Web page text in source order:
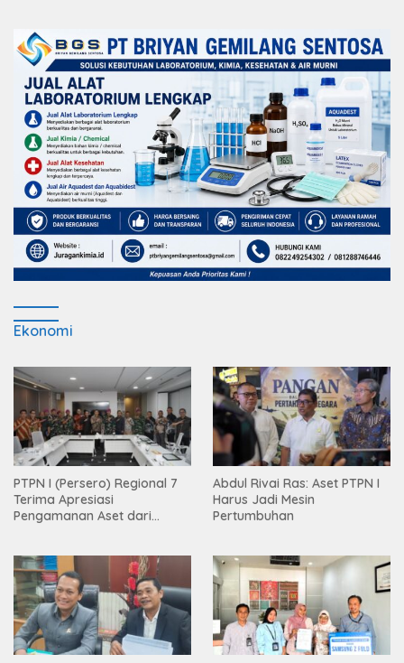
Ekonomi
PTPN I (Persero) Regional 7
Terima Apresiasi
Pengamanan Aset dari
Abdul Rivai Ras: Aset PTPN I
Harus Jadi Mesin
Pertumbuhan